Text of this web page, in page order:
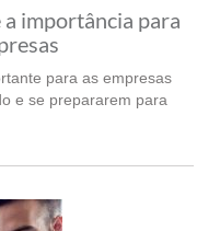
importância para
para as empresas
e se prepararem para